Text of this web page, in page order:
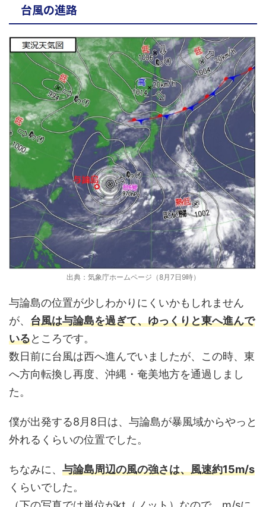
台風の進路
出典：気象庁ホームページ（8月7日9時）
与論島の位置が少しわかりにくいかもしれません
が、 台風は与論島を過ぎて、ゆっくりと東へ進んで
いるところです。
数日前に台風は西へ進んでいましたが、この時、東
へ方向転換し再度、沖縄・奄美地方を通過しまし
た。
僕が出発する8月8日は、与論島が暴風域からやっと
外れるくらいの位置でした。
ちなみに、 与論島周辺の風の強さは、風速約15m/s
くらいでした。